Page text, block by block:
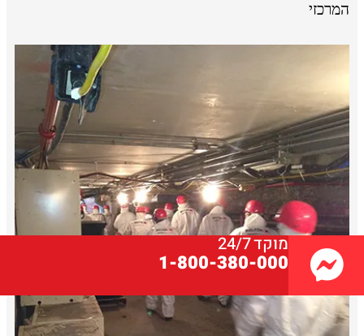
מוקד 24/7
1-800-380-000
המרכזי